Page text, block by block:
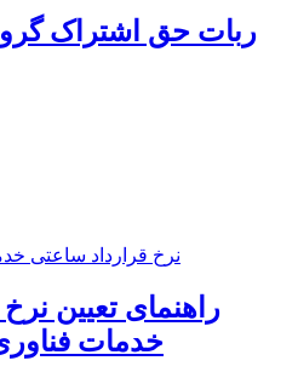
ربات حق اشتراک
راهنمای تعیین
خدمات فناوری